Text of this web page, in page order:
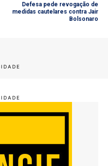
Defesa pede revogação de
medidas cautelares contra Jair
Bolsonaro